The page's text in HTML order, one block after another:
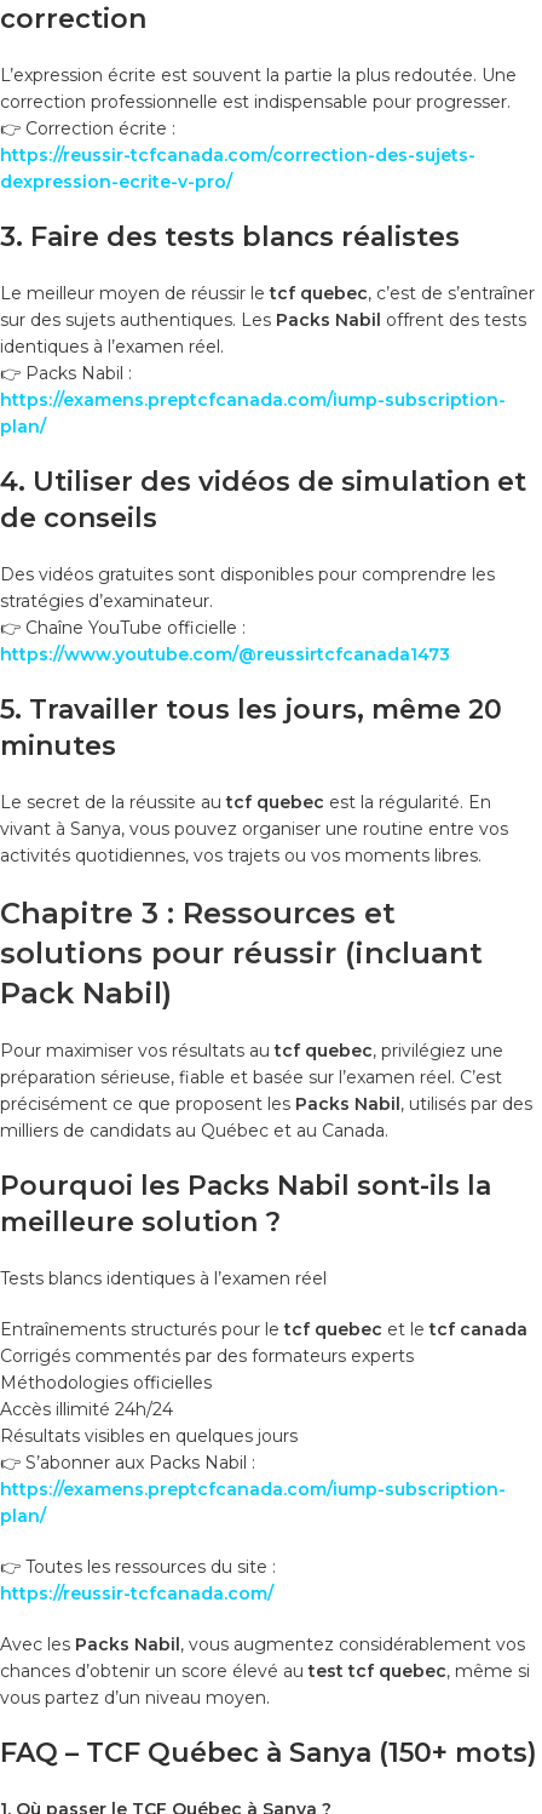
correction
L’expression écrite est souvent la partie la plus redoutée. Une
correction professionnelle est indispensable pour progresser.
👉 Correction écrite :
https://reussir-tcfcanada.com/correction-des-sujets-
dexpression-ecrite-v-pro/
3. Faire des tests blancs réalistes
Le meilleur moyen de réussir letcf quebec, c’est de s’entraîner
sur des sujets authentiques. Les Packs Nabil offrent des tests
identiques à l’examen réel.
👉 Packs Nabil :
https://examens.preptcfcanada.com/iump-subscription-
plan/
4. Utiliser des vidéos de simulation et
de conseils
Des vidéos gratuites sont disponibles pour comprendre les
stratégies d’examinateur.
👉 Chaîne YouTube officielle :
https://www.youtube.com/@reussirtcfcanada1473
5. Travailler tous les jours, même 20
minutes
Le secret de la réussite autcf quebec est la régularité. En
vivant à Sanya, vous pouvez organiser une routine entre vos
activités quotidiennes, vos trajets ou vos moments libres.
Chapitre 3 : Ressources et
solutions pour réussir (incluant
Pack Nabil)
Pour maximiser vos résultats autcf quebec, privilégiez une
préparation sérieuse, fiable et basée sur l’examen réel. C’est
précisément ce que proposent les Packs Nabil, utilisés par des
milliers de candidats au Québec et au Canada.
Pourquoi les Packs Nabil sont-ils la
meilleure solution ?
Tests blancs identiques à l’examen réel
Entraînements structurés pour letcf quebec et letcf canada
Corrigés commentés par des formateurs experts
Méthodologies officielles
Accès illimité 24h/24
Résultats visibles en quelques jours
👉 S’abonner aux Packs Nabil :
https://examens.preptcfcanada.com/iump-subscription-
plan/
👉 Toutes les ressources du site :
https://reussir-tcfcanada.com/
Avec les Packs Nabil, vous augmentez considérablement vos
chances d’obtenir un score élevé autest tcf quebec, même si
vous partez d’un niveau moyen.
FAQ – TCF Québec à Sanya (150+ mots)
1. Où passer le TCF Québec à Sanya ?